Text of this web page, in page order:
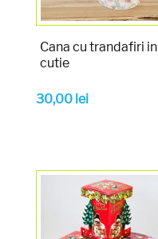
Cana cu trandafiri in
cutie
30,00 lei